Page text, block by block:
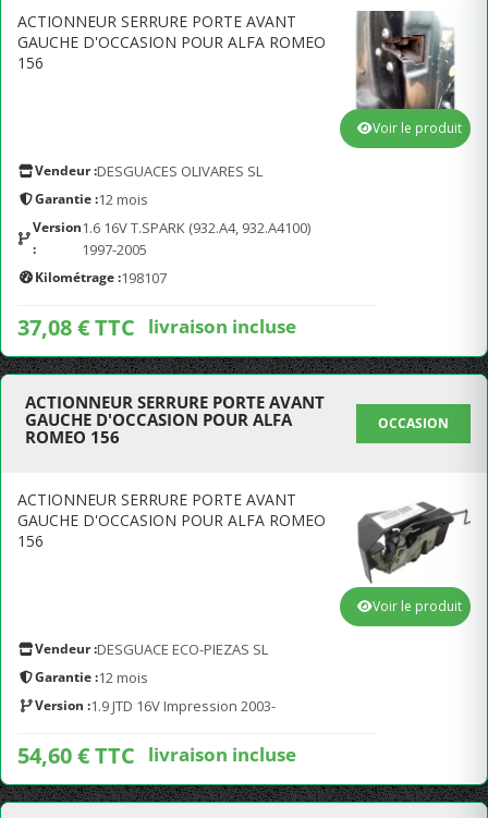
ACTIONNEUR SERRURE PORTE AVANT
GAUCHE D'OCCASION POUR ALFA ROMEO
156
Vendeur :DESGUACES OLIVARES SL
Garantie :12 mois
Version
:
1.6 16V T.SPARK (932.A4, 932.A4100)
1997-2005
Kilométrage :198107
37,08 € TTC livraison incluse
Voir le produit
ACTIONNEUR SERRURE PORTE AVANT
GAUCHE D'OCCASION POUR ALFA
ROMEO 156
OCCASION
ACTIONNEUR SERRURE PORTE AVANT
GAUCHE D'OCCASION POUR ALFA ROMEO
156
Vendeur :DESGUACE ECO-PIEZAS SL
Garantie :12 mois
Version :1.9 JTD 16V Impression 2003-
54,60 € TTC livraison incluse
Voir le produit